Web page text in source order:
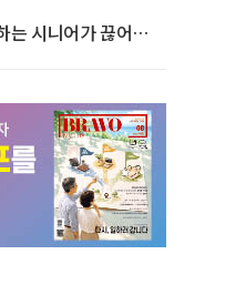
시니어가 끊어야